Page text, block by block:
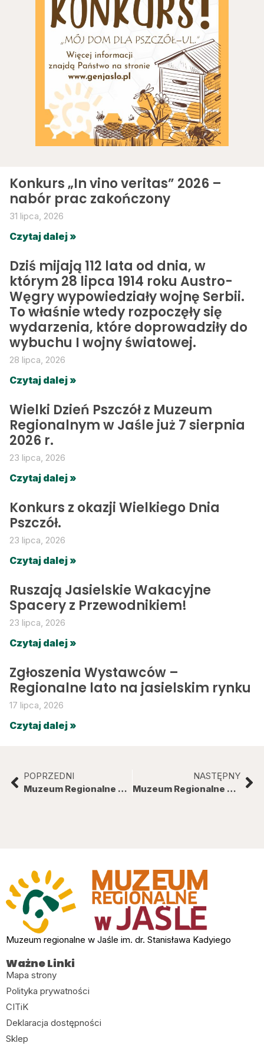
Konkurs „In vino veritas” 2026 –
nabór prac zakończony
31 lipca, 2026
Czytaj dalej »
Dziś mijają 112 lata od dnia, w
którym 28 lipca 1914 roku Austro-
Węgry wypowiedziały wojnę Serbii.
To właśnie wtedy rozpoczęły się
wydarzenia, które doprowadziły do
wybuchu I wojny światowej.
28 lipca, 2026
Czytaj dalej »
Wielki Dzień Pszczół z Muzeum
Regionalnym w Jaśle już 7 sierpnia
2026 r.
23 lipca, 2026
Czytaj dalej »
Konkurs z okazji Wielkiego Dnia
Pszczół.
23 lipca, 2026
Czytaj dalej »
Ruszają Jasielskie Wakacyjne
Spacery z Przewodnikiem!
23 lipca, 2026
Czytaj dalej »
Zgłoszenia Wystawców –
Regionalne lato na jasielskim rynku
17 lipca, 2026
Czytaj dalej »
POPRZEDNI
Muzeum Regionalne w Jaśle podpisało umowę na realizację zadania pn. Biały welon i kapela! – Pogórze tańczy, tańczy.
NASTĘPNY
Muzeum Regionalne w Jaśle pozyskało środki na realizację zadania pn. Jasielska Gildia Odkrywców
Muzeum regionalne w Jaśle im. dr. Stanisława Kadyiego
Ważne Linki
Mapa strony
Polityka prywatności
CITiK
Deklaracja dostępności
Sklep